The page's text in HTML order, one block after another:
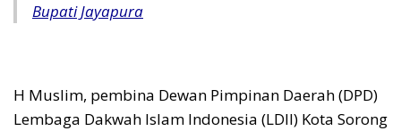
Bupati Jayapura
H Muslim, pembina Dewan Pimpinan Daerah (DPD)
Lembaga Dakwah Islam Indonesia (LDII) Kota Sorong